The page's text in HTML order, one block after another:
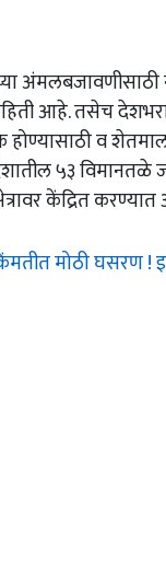
आहे. तसेच
होण्यासाठी व
५३
केंद्रित
मोठी घसरण !